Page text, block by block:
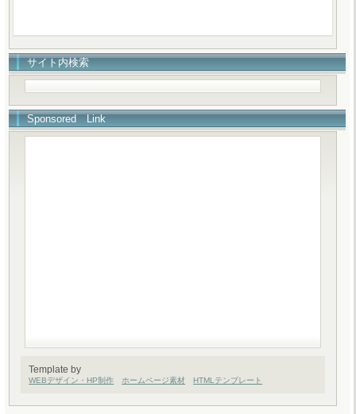
サイト内検索
Sponsored Link
Template by
WEBデザイン・HP制作 ホームページ素材 HTMLテンプレート